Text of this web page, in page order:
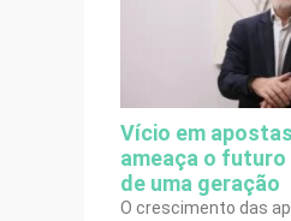
Vício em
ameaça o
de uma geração
O crescimento das